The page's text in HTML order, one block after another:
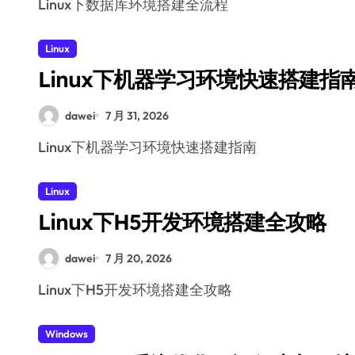
Linux下数据库环境搭建全流程
Linux
Linux下机器学习环境快速搭建指
dawei 7 月 31, 2026
Linux下机器学习环境快速搭建指南
Linux
Linux下H5开发环境搭建全攻略
dawei 7 月 20, 2026
Linux下H5开发环境搭建全攻略
Windows